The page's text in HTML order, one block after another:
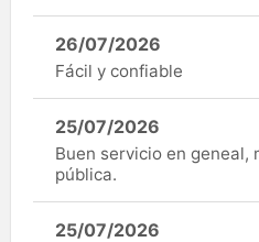
26/07/2026
Fácil y confiable
25/07/2026
Buen servicio en geneal,
pública.
25/07/2026